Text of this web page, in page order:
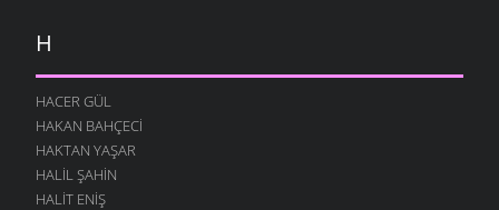
GIDIYORUZ
ÖZÜRLÜ YAŞAMAK
12 AĞUSTOS 2004
O YANA BU YANA
12 AĞUSTOS 2004
H
HACER GÜL
HAKAN BAHÇECI
HAKTAN YAŞAR
HALIL ŞAHIN
HALIT ENIŞ